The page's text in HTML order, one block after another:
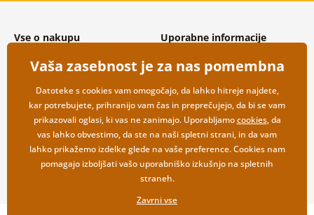
Vse o nakupu
Splošni in reklamacijski pogoji
Varovanje osebnih podatkov
Možnosti dostave in plačila
Vračilo blaga
Uporabne informacije
Pogosto zastavljena vprašanja
Kontakti
Veleprodaja
Vaša zasebnost je za nas pomembna
Datoteke s cookies vam omogočajo, da lahko hitreje najdete,
kar potrebujete, prihranijo vam čas in preprečujejo, da bi se vam
prikazovali oglasi, ki vas ne zanimajo. Uporabljamocookies, da
vas lahko obvestimo, da ste na naši spletni strani, in da vam
lahko prikažemo izdelke glede na vaše preference. Cookies nam
pomagajo izboljšati vašo uporabniško izkušnjo na spletnih
straneh.
Zavrni vse